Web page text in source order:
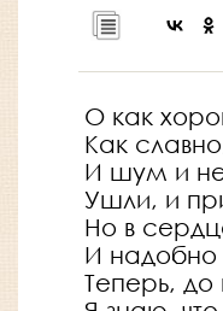
О как
Как
И шум и
Ушли, и
Но в
И надобно
Теперь, до